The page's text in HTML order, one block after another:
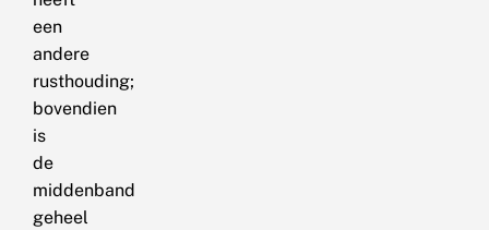
een
andere
rusthouding;
bovendien
is
de
middenband
geheel